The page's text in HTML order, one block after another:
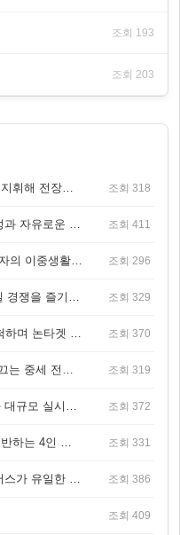
조회 193
조회 203
아머드 트레인 워페어 – 무장 열차를 지휘해 전장을 돌파하는 생존 전투 게임 조회 318
랑그릿사: 검의 바다 – 듀얼 영웅 편성과 자유로운 탐험을 결합한 판타지 전략 RPG 조회 411
블랙우드 – DVD 대여점 주인과 암살자의 이중생활을 그린 3인칭 액션 스릴러 게임 조회 296
렉크리에이션 2 – 차량 충돌과 지름길 경쟁을 즐기는 오픈월드 아케이드 레이싱 게임 조회 329
아키에이지 크로니클 – 원대륙을 개척하며 논타겟 전투를 즐기는 오픈월드 MMORPG 조회 370
다이노로드 – 인간과 공룡 군대를 이끄는 중세 전략 액션 RPG 조회 319
토탈워: 워해머 40,000 – 은하 정복과 대규모 실시간 전투가 결합된 전략 게임! 조회 372
셰이디 잡 – 살아 움직이는 가방을 운반하는 4인 협동 물리 어드벤처 게임 조회 331
루트 – 좀비 떼를 뚫고 달려라! 스쿨버스가 유일한 집이 되는 4인 협동 생존 게임 조회 386
조회 409